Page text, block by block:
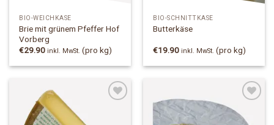
BIO-WEICHKÄSE
Brie mit grünem Pfeffer Hof
Vorberg
€29.90 inkl. MwSt. (pro kg)
BIO-SCHNITTKÄSE
Butterkäse
€19.90 inkl. MwSt. (pro kg)